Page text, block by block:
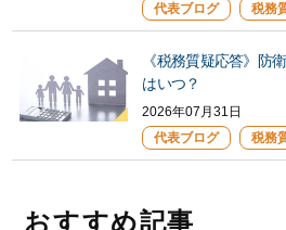
代表ブログ
税務
《税務質疑応答》防
はいつ？
2026年07月31日
代表ブログ
税務
おすすめ記事